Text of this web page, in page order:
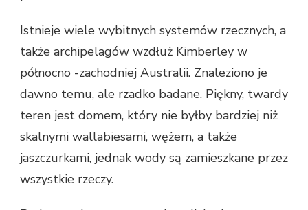
Istnieje wiele wybitnych systemów rzecznych, a
także archipelagów wzdłuż Kimberley w
północno -zachodniej Australii. Znaleziono je
dawno temu, ale rzadko badane. Piękny, twardy
teren jest domem, który nie byłby bardziej niż
skalnymi wallabiesami, wężem, a także
jaszczurkami, jednak wody są zamieszkane przez
wszystkie rzeczy.